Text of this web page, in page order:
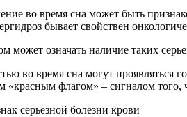
во время сна может быть
бывает свойствен
может означать наличие таких
во время сна могут проявляться
«красным флагом» – сигналом
серьезной болезни крови